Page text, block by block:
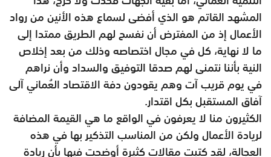
المشهد القاتم هو الذي أفضى لسماع هذه الأنين من رواد
الأعمال إذ من المفترض أن نفسح لهم الطريق ممتدا إلى
ما لا نهاية، كل في مجال اختصاصه وذلك من بعد إخلاص
النية بأننا نتمنى لهم صدقا التوفيق والسداد وأن نراهم
في يوم قريب آت وهم يقودون دفة الاقتصاد العُماني آلى
آفاق المستقبل بكل اقتدار.
الكثيرون منا لا يعرفون في الواقع ما هي القيمة المضافة
لريادة الأعمال ولكن من المناسب التذكير بها في هذه
العجالة، لقد كتبت مقالات كثيرة أوضحت فيها بأن ريادة